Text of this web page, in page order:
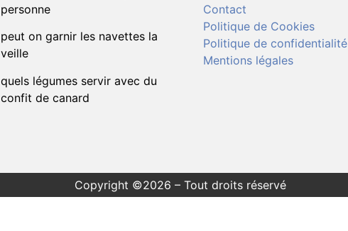
personne
peut on garnir les navettes la
veille
quels légumes servir avec du
confit de canard
Contact
Politique de Cookies
Politique de confidentialité
Mentions légales
Copyright ©2026 – Tout droits réservé